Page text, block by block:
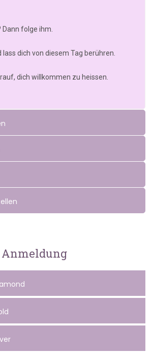
Dann folge ihm.
lass dich von diesem Tag berühren.
dich willkommen zu heissen.
Anmeldung